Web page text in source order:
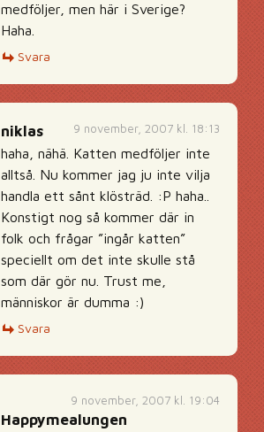
medföljer, men här i Sverige?
Haha.
Svara
9 november, 2007 kl. 18:13
niklas
haha, nähä. Katten medföljer inte
alltså. Nu kommer jag ju inte vilja
handla ett sånt klösträd. :P haha..
Konstigt nog så kommer där in
folk och frågar ”ingår katten”
speciellt om det inte skulle stå
som där gör nu. Trust me,
människor är dumma :)
Svara
9 november, 2007 kl. 19:04
Happymealungen